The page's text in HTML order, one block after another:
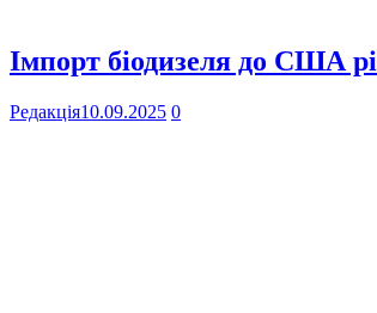
Імпорт біодизеля до США
Редакція10.09.2025 0